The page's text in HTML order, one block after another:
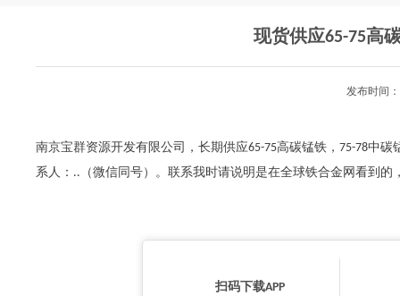
现货供应65-75高
发布时间
南京宝群资源开发有限公司，长期供应65-75高碳锰铁，75-78中
系人：..（微信同号）。联系我时请说明是在全球铁合金网看到的
扫码下载APP